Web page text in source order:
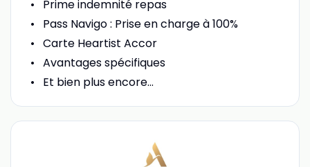
Prime indemnité repas
Pass Navigo : Prise en charge à 100%
Carte Heartist Accor
Avantages spécifiques
Et bien plus encore...